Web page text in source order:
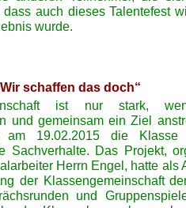
auch dieses Talentefest
wurde.
schaffen das doch“
ist nur stark,
und gemeinsam ein Ziel
am 19.02.2015 die
Sachverhalte. Das Projekt,
Herrn Engel, hatte als
der Klassengemeinschaft
und